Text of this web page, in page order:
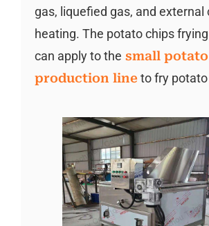
gas, liquefied gas, and external
heating. The potato chips
can apply to the small
production lineto fry potato